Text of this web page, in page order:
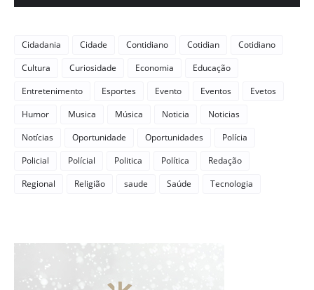
Cidadania Cidade Contidiano Cotidian
Cotidiano
Cultura
Curiosidade Economia
Educação
Entretenimento
Esportes Evento Eventos
Evetos
Humor
Musica Música Noticia
Noticias
Notícias
Oportunidade Oportunidades
Polícia
Policial
Polícial Politica Política
Redação
Regional
Religião saude Saúde Tecnologia